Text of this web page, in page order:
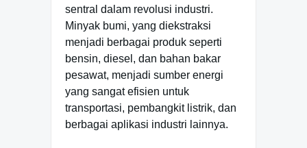
sentral dalam revolusi industri.
Minyak bumi, yang diekstraksi
menjadi berbagai produk seperti
bensin, diesel, dan bahan bakar
pesawat, menjadi sumber energi
yang sangat efisien untuk
transportasi, pembangkit listrik, dan
berbagai aplikasi industri lainnya.